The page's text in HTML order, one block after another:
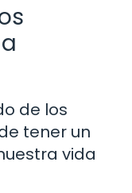
de los
tener un
vida